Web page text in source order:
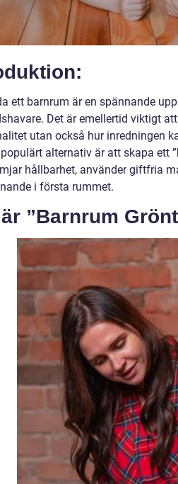
ett barnrum är en spännande
Det är emellertid viktigt
utan också hur inredningen
alternativ är att skapa ett
hållbarhet, använder giftfria
i första rummet.
”Barnrum